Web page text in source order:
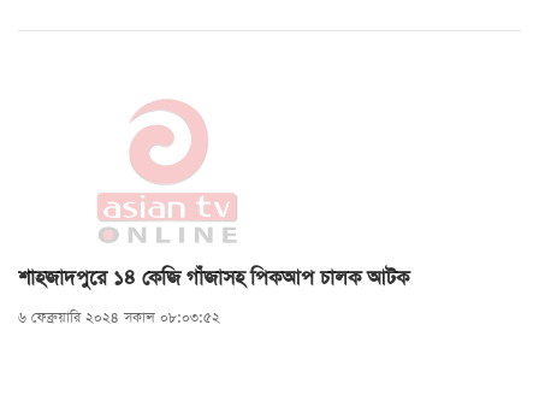
শাহজাদপুরে ১৪ কেজি গাঁজাসহ পিকআপ চালক আটক
৬ ফেব্রুয়ারি ২০২৪ সকাল ০৮:০৩:৫২